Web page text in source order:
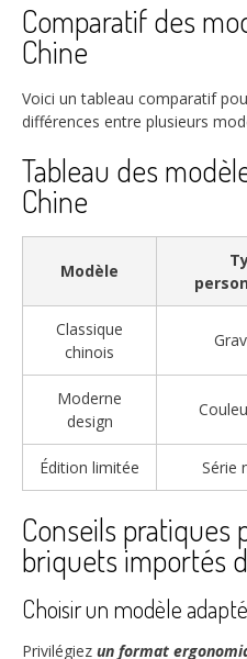
Comparatif des
Chine
Voici un tableau comparatif
différences entre plusieurs
Tableau des
Chine
Modèle
Classique
chinois
Moderne
design
Édition limitée Série
Conseils pratiques
briquets importés
Choisir un modèle
Privilégiez un format